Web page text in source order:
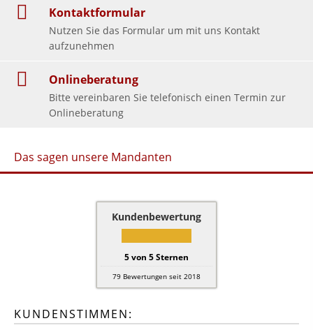
Kontaktformular
Nutzen Sie das Formular um mit uns Kontakt
aufzunehmen
Onlineberatung
Bitte vereinbaren Sie telefonisch einen Termin zur
Onlineberatung
Das sagen unsere Mandanten
Kundenbewertung
5von 5Sternen
79 Bewertungen seit 2018
KUNDENSTIMMEN: